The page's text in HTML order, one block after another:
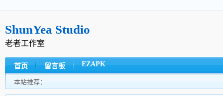
ShunYea Studio
老者工作室
首页 留言板 EZAPK
本站推荐：